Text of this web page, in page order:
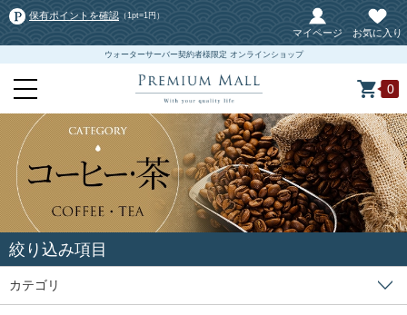
保有ポイントを確認 （1pt=1円）
マイページ お気に入り
ウォーターサーバー契約者様限定 オンラインショップ
0
絞り込み項目
カテゴリ